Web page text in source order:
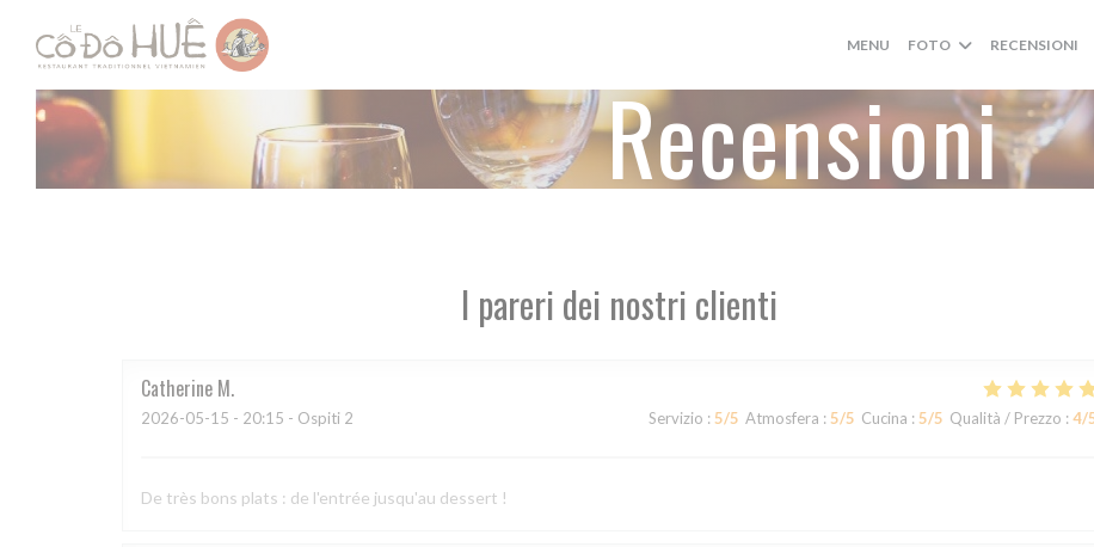
Personalizzazione delle tue scelte sui cookie
MENU FOTO RECENSIONI
Recensioni
I pareri dei nostri clienti
Catherine M
2026-05-15 - 20:15 - Ospiti 2 Servizio : 5/5 Atmosfera : 5/5 Cucina : 5/5 Qualità / Prezzo : 4/
De très bons plats : de l'entrée jusqu'au dessert !